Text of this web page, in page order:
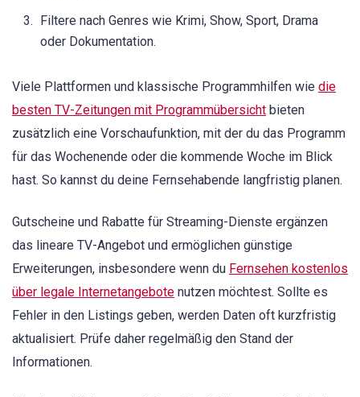
Filtere nach Genres wie Krimi, Show, Sport, Drama
oder Dokumentation.
Viele Plattformen und klassische Programmhilfen wie die
besten TV-Zeitungen mit Programmübersicht bieten
zusätzlich eine Vorschaufunktion, mit der du das Programm
für das Wochenende oder die kommende Woche im Blick
hast. So kannst du deine Fernsehabende langfristig planen.
Gutscheine und Rabatte für Streaming-Dienste ergänzen
das lineare TV-Angebot und ermöglichen günstige
Erweiterungen, insbesondere wenn du Fernsehen kostenlos
über legale Internetangebote nutzen möchtest. Sollte es
Fehler in den Listings geben, werden Daten oft kurzfristig
aktualisiert. Prüfe daher regelmäßig den Stand der
Informationen.